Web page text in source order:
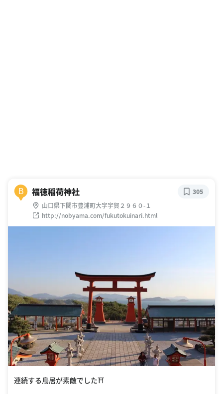
B 福徳稲荷神社
山口県下関市豊浦町大字宇賀２９６０-１
http://nobyama.com/fukutokuinari.html
305
連続する鳥居が素敵でした⛩